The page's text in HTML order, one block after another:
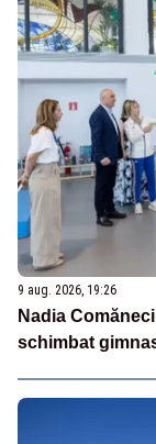
9 aug. 2026, 19:26
Nadia
schimbat